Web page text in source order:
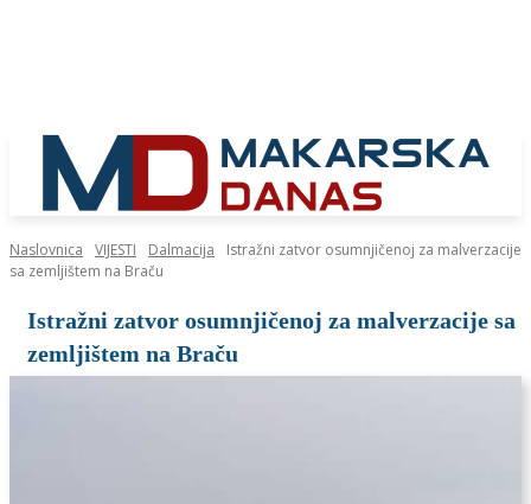
Naslovnica VIJESTI Dalmacija
Istražni zatvor osumnjičenoj za malverzacije
sa zemljištem na Braču
Istražni zatvor osumnjičenoj za malverzacije sa
zemljištem na Braču